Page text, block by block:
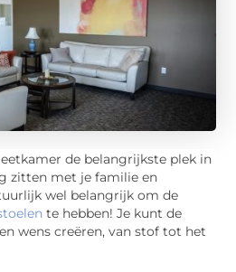
de belangrijkste plek in
zitten met je familie en
wel belangrijk om de
te hebben! Je kunt de
wens creëren, van stof tot het